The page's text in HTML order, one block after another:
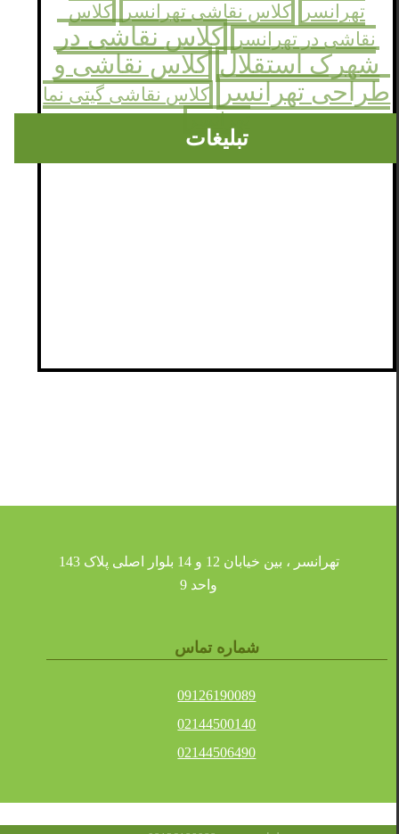
تهرانسر
کلاس نقاشی تهرانسر
کلاس
نقاشی در تهرانسر
کلاس نقاشی در
شهرک استقلال کلاس نقاشی و
طراحی تهرانسر کلاس نقاشی گیتی نما
تهرانسر
تبلیغات
تهرانسر ، بین خیابان 12 و 14 بلوار اصلی پلاک 143
واحد 9
شماره تماس
09126190089
02144500140
02144506490